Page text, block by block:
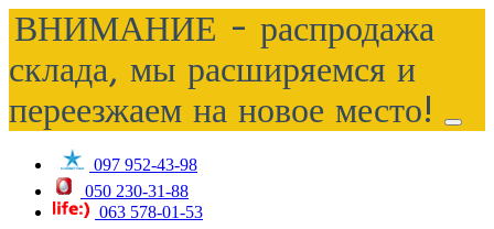
ВНИМАНИЕ - распродажа
склада, мы расширяемся и
переезжаем на новое место!
097 952-43-98
050 230-31-88
063 578-01-53